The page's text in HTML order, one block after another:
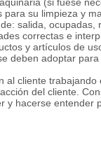
su limpieza y
salida, ocupadas,
correctas e
y artículos de
deben adoptar
al cliente
del cliente.
y hacerse entender